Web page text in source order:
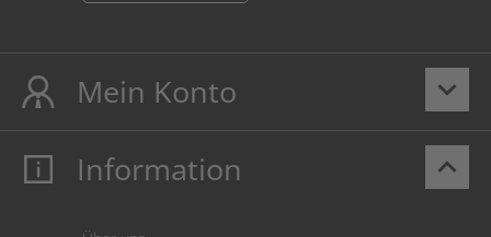
keyboard_arrow_down
Mein Konto
Mein Konto
keyboard_arrow_up
Information